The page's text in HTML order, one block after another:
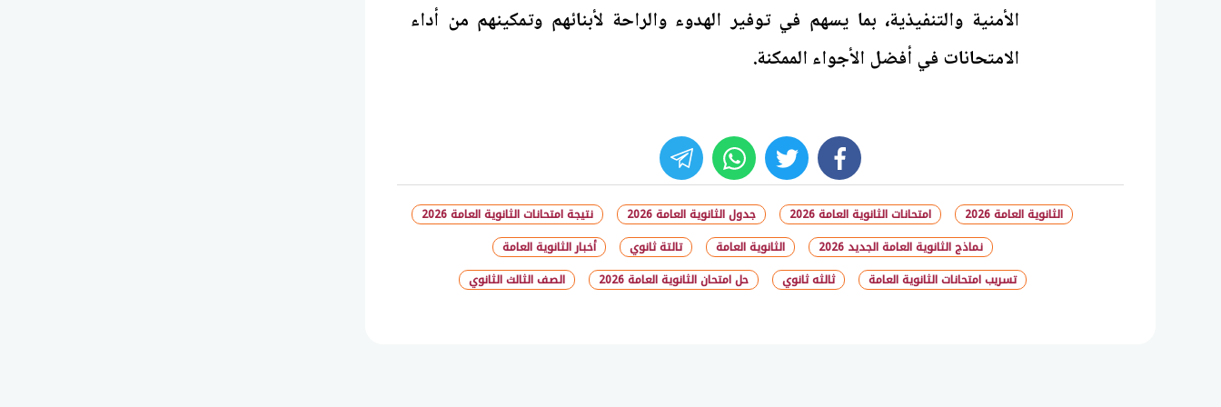
الأمنية والتنفيذية، بما يسهم في توفير الهدوء والراحة لأبنائهم وتمكينهم من أداء
الامتحانات في أفضل الأجواء الممكنة.
facebook
twitter
whats
الثانوية العامة 2026 امتحانات الثانوية العامة 2026 جدول الثانوية العامة 2026
نتيجة امتحانات الثانوية العامة 2026
نماذج الثانوية العامة الجديد 2026
الثانوية العامة تالتة ثانوي
أخبار الثانوية العامة
تسريب امتحانات الثانوية العامة
ثالثه ثانوي حل امتحان الثانوية العامة 2026 الصف الثالث الثانوي